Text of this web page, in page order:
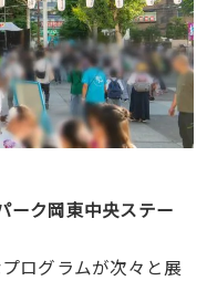
ーク岡東中央ステー
ログラムが次々と展